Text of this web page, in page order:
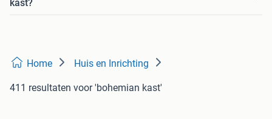
kast?
Home Huis en Inrichting
411 resultaten voor 'bohemian kast'